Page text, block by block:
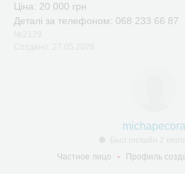
Ціна: 20 000 грн
Деталі за телефоном: 068 233 66 87
michapecora
Частное лицо
Профиль